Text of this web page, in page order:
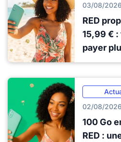
03/08/2026
RED
15,99 €
payer
02/08/2026
100 Go
RED :